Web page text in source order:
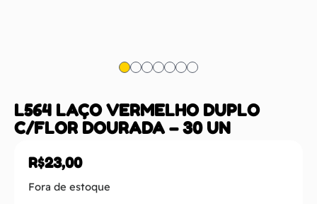
L564 LAÇO VERMELHO DUPLO
C/FLOR DOURADA – 30 UN
R$23,00
Fora de estoque